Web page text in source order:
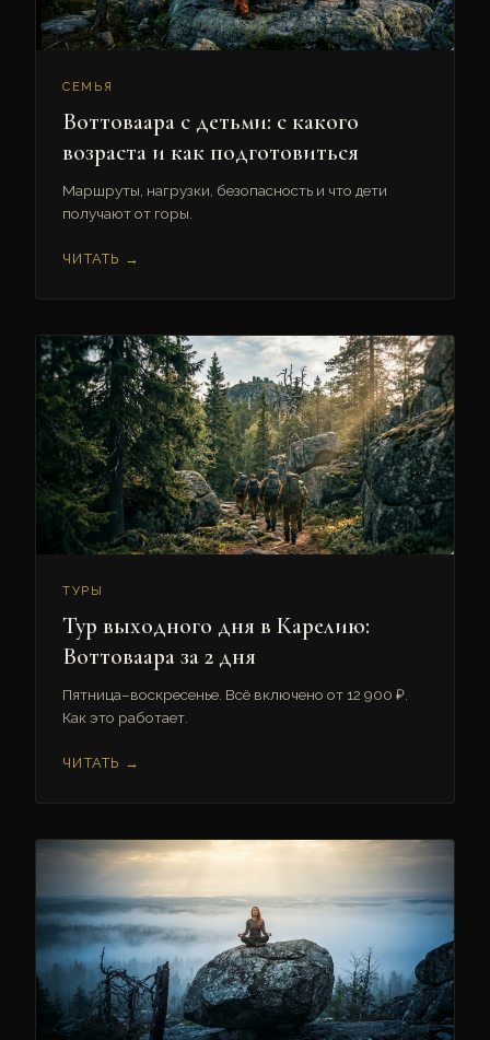
СЕМЬЯ
Воттоваара с детьми: с какого
возраста и как подготовиться
Маршруты, нагрузки, безопасность и что дети
получают от горы.
ЧИТАТЬ →
ТУРЫ
Тур выходного дня в Карелию:
Воттоваара за 2 дня
Пятница–воскресенье. Всё включено от 12 900 ₽.
Как это работает.
ЧИТАТЬ →